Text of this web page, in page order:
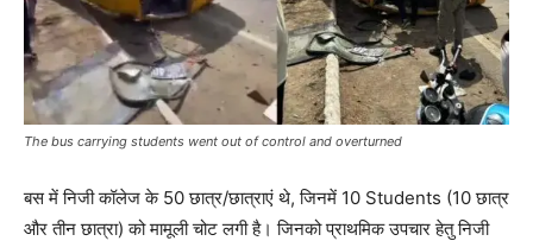
The bus carrying students went out of control and overturned
बस में निजी कॉलेज के 50 छात्र/छात्राएं थे, जिनमें 10 Students (10 छात्र
और तीन छात्रा) को मामूली चोट लगी है। जिनको प्राथमिक उपचार हेतु निजी